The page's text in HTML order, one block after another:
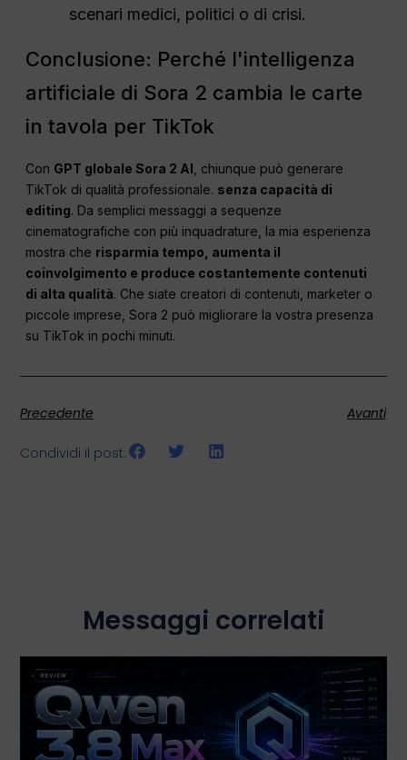
scenari medici, politici o di crisi.
Conclusione: Perché l'intelligenza
artificiale di Sora 2 cambia le carte
in tavola per TikTok
Con GPT globale Sora 2 AI , chiunque può generare
TikTok di qualità professionale. senza capacità di
editing. Da semplici messaggi a sequenze
cinematografiche con più inquadrature, la mia esperienza
mostra che risparmia tempo, aumenta il
coinvolgimento e produce costantemente contenuti
di alta qualità. Che siate creatori di contenuti, marketer o
piccole imprese, Sora 2 può migliorare la vostra presenza
su TikTok in pochi minuti.
Precedente Avanti
Condividi il post:
Messaggi correlati